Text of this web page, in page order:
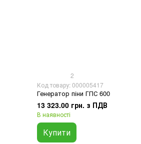
2
Код товару: 000005417
Генератор піни ГПС 600
13 323.00 грн. з ПДВ
В наявності
Купити